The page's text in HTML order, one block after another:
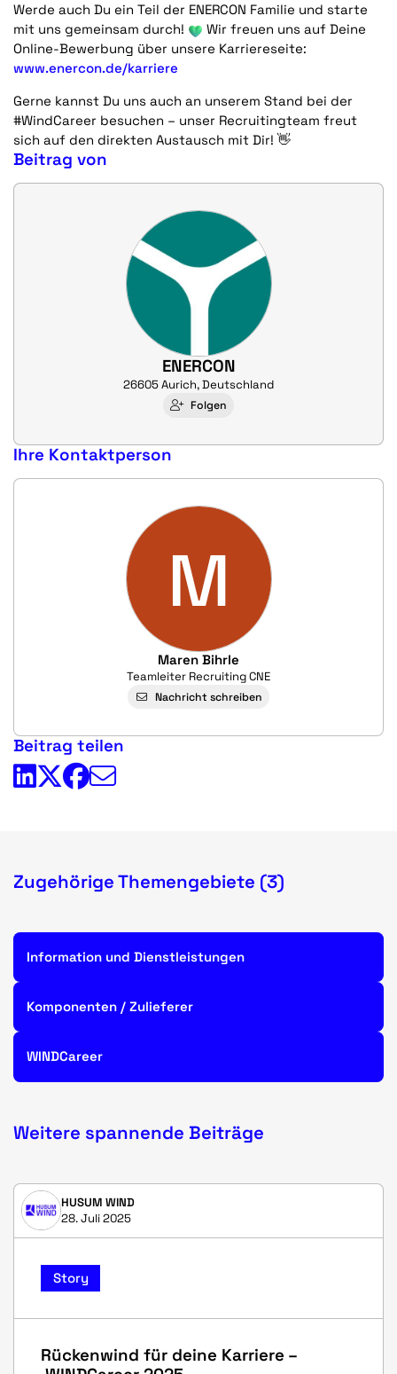
Werde auch Du ein Teil der ENERCON Familie und starte
mit uns gemeinsam durch!
Wir freuen uns auf Deine
Online-Bewerbung über unsere Karriereseite:
www.enercon.de/karriere
Gerne kannst Du uns auch an unserem Stand bei der
#WindCareer besuchen – unser Recruitingteam freut
sich auf den direkten Austausch mit Dir! 👋
Beitrag von
ENERCON
26605 Aurich, Deutschland
Folgen
Ihre Kontaktperson
M
Maren Bihrle
Teamleiter Recruiting CNE
Nachricht schreiben
Beitrag teilen
Zugehörige Themengebiete (3)
Information und Dienstleistungen
Komponenten / Zulieferer
WINDCareer
Weitere spannende Beiträge
HUSUM WIND
28. Juli 2025
Story
Rückenwind für deine Karriere –